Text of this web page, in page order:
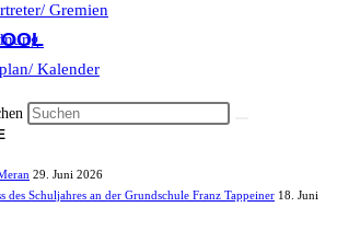
Gremien
Kalender
29. Juni 2026
des Schuljahres an der Grundschule Franz Tappeiner 18. Juni